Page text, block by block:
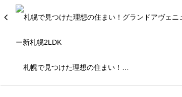
札幌で見つけた理想の住まい！…